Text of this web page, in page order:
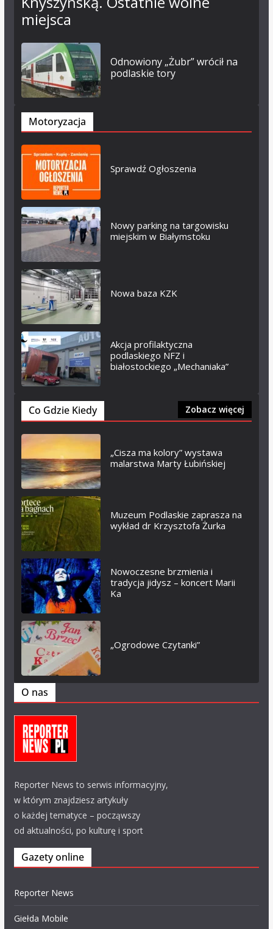
miejsca
Odnowiony „Żubr” wrócił na
podlaskie tory
Motoryzacja
Sprawdź Ogłoszenia
Nowy parking na targowisku
miejskim w Białymstoku
Nowa baza KZK
Akcja profilaktyczna
podlaskiego NFZ i
białostockiego „Mechaniaka”
Co Gdzie Kiedy Zobacz więcej
„Cisza ma kolory” wystawa
malarstwa Marty Łubińskiej
Muzeum Podlaskie zaprasza na
wykład dr Krzysztofa Żurka
Nowoczesne brzmienia i
tradycja jidysz – koncert Marii
Ka
„Ogrodowe Czytanki”
O nas
Reporter News to serwis informacyjny,
w którym znajdziesz artykuły
o każdej tematyce – począwszy
od aktualności, po kulturę i sport
Gazety online
Reporter News
Giełda Mobile